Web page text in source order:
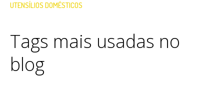
UTENSÍLIOS DOMÉSTICOS
Tags mais usadas no
blog